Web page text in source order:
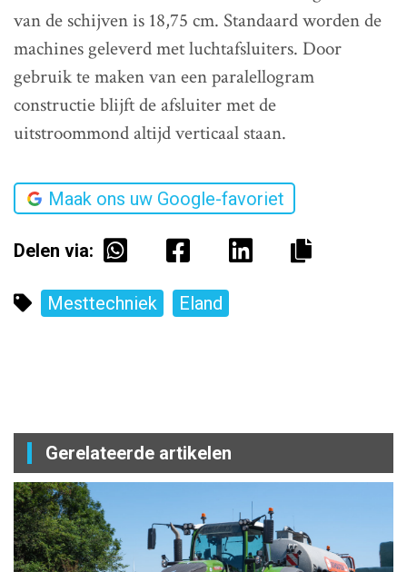
van de schijven is 18,75 cm. Standaard worden de
machines geleverd met luchtafsluiters. Door
gebruik te maken van een paralellogram
constructie blijft de afsluiter met de
uitstroommond altijd verticaal staan.
Maak ons uw Google-favoriet
Delen via:
Mesttechniek Eland
Gerelateerde artikelen